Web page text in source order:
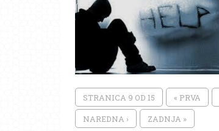
STRANICA 9 OD 15 « PRVA
NAREDNA › ZADNJA »